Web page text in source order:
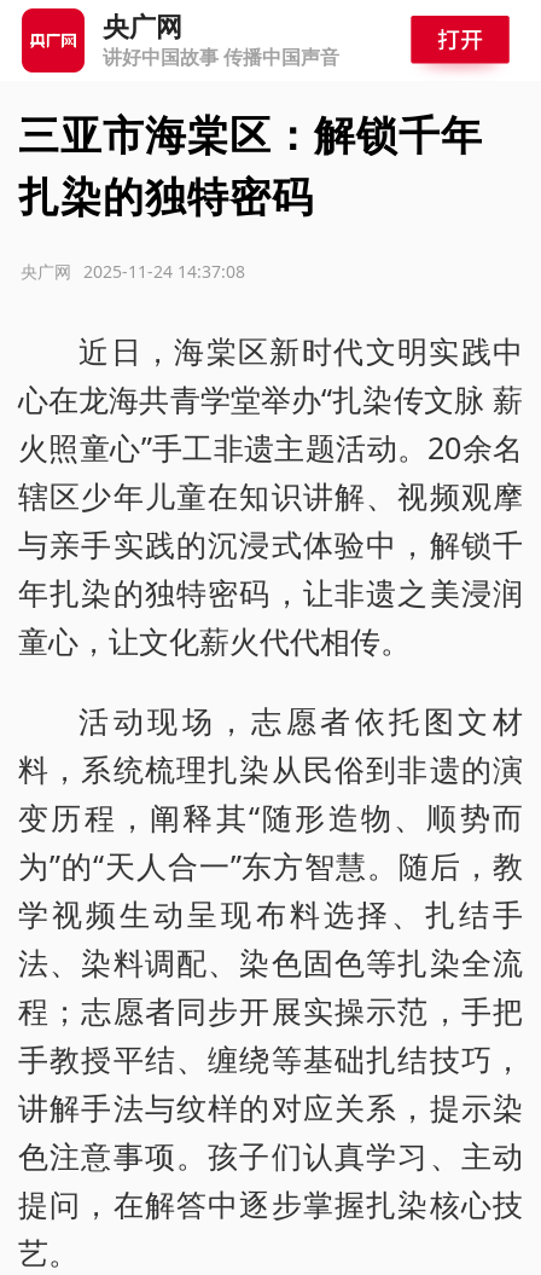
央广网
讲好中国故事 传播中国声音
三亚市海棠区：解锁千年
扎染的独特密码
2025-11-24 14:37:08
央广网
近日，海棠区新时代文明实践中
心在龙海共青学堂举办“扎染传文脉 薪
火照童心”手工非遗主题活动。20余名
辖区少年儿童在知识讲解、视频观摩
与亲手实践的沉浸式体验中，解锁千
年扎染的独特密码，让非遗之美浸润
童心，让文化薪火代代相传。
活动现场，志愿者依托图文材
料，系统梳理扎染从民俗到非遗的演
变历程，阐释其“随形造物、顺势而
为”的“天人合一”东方智慧。随后，教
学视频生动呈现布料选择、扎结手
法、染料调配、染色固色等扎染全流
程；志愿者同步开展实操示范，手把
手教授平结、缠绕等基础扎结技巧，
讲解手法与纹样的对应关系，提示染
色注意事项。孩子们认真学习、主动
提问，在解答中逐步掌握扎染核心技
艺。